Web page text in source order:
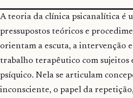
A teoria da clínica psicanalítica é
pressupostos teóricos e
orientam a escuta, a intervenção
trabalho terapêutico com sujeitos
psíquico. Nela se articulam
inconsciente, o papel da